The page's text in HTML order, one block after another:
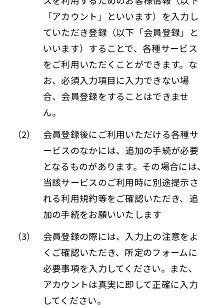
「アカウント」といいます）を入力し
ていただき登録（以下「会員登録」と
いいます）することで、各種サービス
をご利用いただくことができます。な
お、必須入力項目に入力できない場
合、会員登録をすることはできませ
ん。
（2）
会員登録後にご利用いただける各種サ
ービスのなかには、追加の手続が必要
となるものがあります。その場合には、
当該サービスのご利用時に別途提示さ
れる利用規約等をご確認いただき、追
加の手続をお願いいたします
（3）
会員登録の際には、入力上の注意をよ
くご確認いただき、所定のフォームに
必要事項を入力してください。また、
アカウントは真実に即して正確に入力
してください。